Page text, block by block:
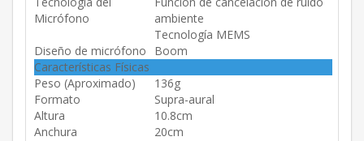
Micrófono
ambiente
Tecnología MEMS
Diseño de micrófono
Boom
Características Físicas
Peso (Aproximado)
136g
Formato
Supra-aural
Altura
10.8cm
Anchura
20cm